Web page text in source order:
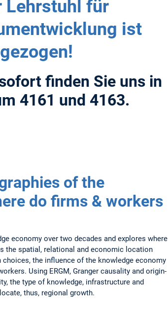
Lehrstuhl für
ist
finden Sie uns in
4161 und 4163.
of the
do firms & workers
economy over two decades and explores where
the spatial, relational and economic location
the influence of the knowledge economy
Using ERGM, Granger causality and origin-
the type of knowledge, infrastructure and
thus, regional growth.